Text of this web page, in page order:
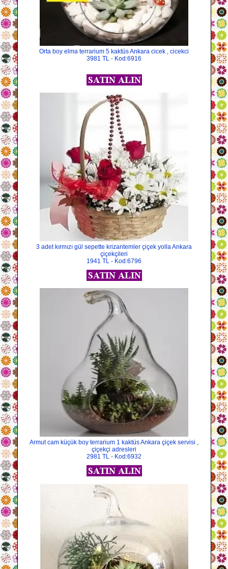
Orta boy elma terrarium 5 kaktüs Ankara cicek , cicekci
3981 TL - Kod:6916
3 adet kırmızı gül sepette krizantemler çiçek yolla Ankara
çiçekçileri
1941 TL - Kod:6796
Armut cam küçük boy terrarium 1 kaktüs Ankara çiçek servisi ,
çiçekçi adresleri
2981 TL - Kod:6932